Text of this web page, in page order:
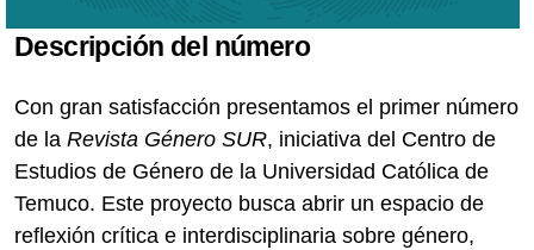
Descripción del número
Con gran satisfacción presentamos el primer número
de la Revista Género SUR, iniciativa del Centro de
Estudios de Género de la Universidad Católica de
Temuco. Este proyecto busca abrir un espacio de
reflexión crítica e interdisciplinaria sobre género,